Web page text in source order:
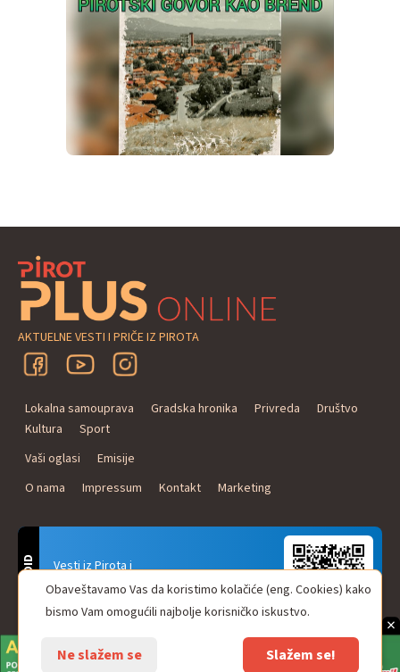
×
AKTUELNE VESTI I PRIČE IZ PIROTA
Lokalna samouprava Gradska hronika Privreda
Društvo
Kultura
Sport
Vaši oglasi
Emisije
O nama
Impressum Kontakt Marketing
Vesti iz Pirota i
Naxi Plus Radio
Uvek u Vašem džepu!
ANDROID
© Pirot plus online - internet portal. Sva prava zadržana.
Obaveštavamo Vas da koristimo kolačiće (eng. Cookies) kako
bismo Vam omogućili najbolje korisničko iskustvo.
Ne slažem se Slažem se!